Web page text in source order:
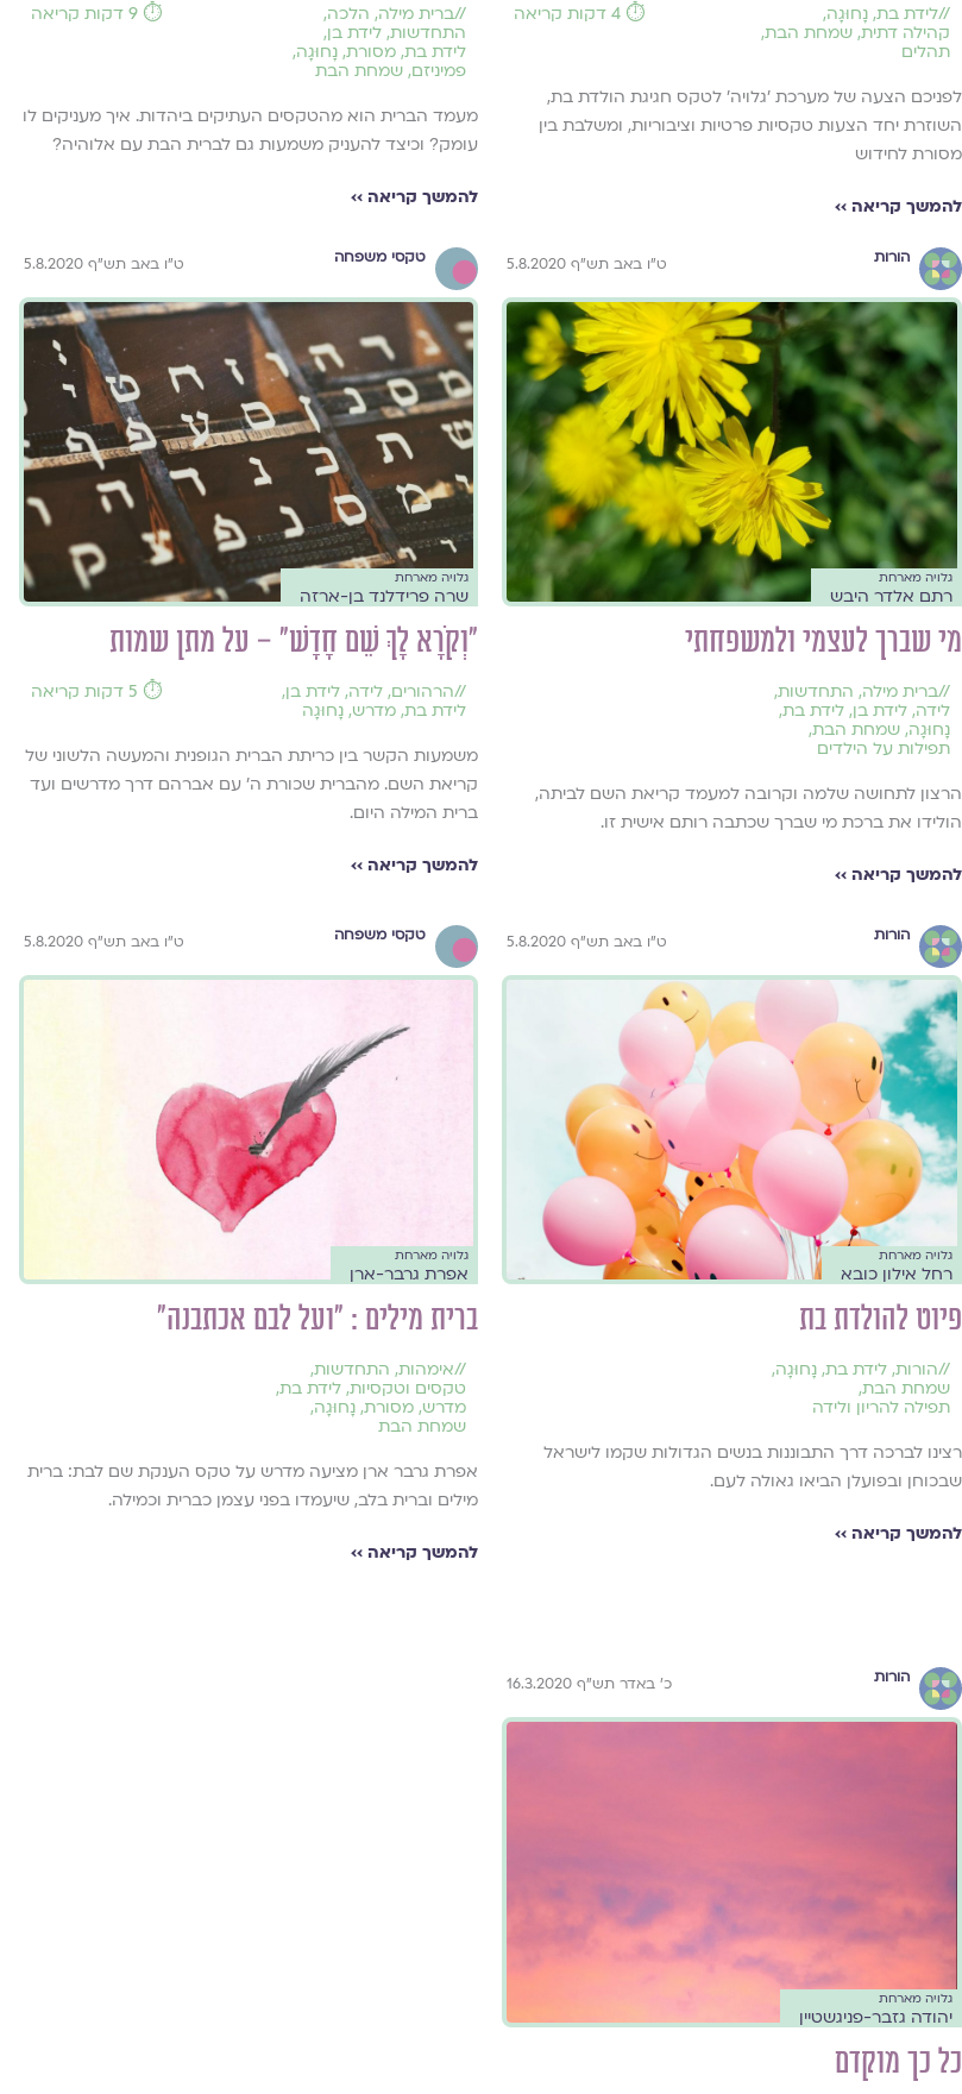
//לידת בת, נָחוּגָה,
קהילה דתית, שמחת הבת,
תהלים
⏱️ 4 דקות קריאה
לפניכם הצעה של מערכת 'גלויה' לטקס חגיגת הולדת בת,
השוזרת יחד הצעות טקסיות פרטיות וציבוריות, ומשלבת בין
מסורת לחידוש
להמשך קריאה ››
//ברית מילה, הלכה,
התחדשות, לידת בן,
לידת בת, מסורת, נָחוּגָה,
פמיניזם, שמחת הבת
⏱️ 9 דקות קריאה
מעמד הברית הוא מהטקסים העתיקים ביהדות. איך מעניקים לו
עומק? וכיצד להעניק משמעות גם לברית הבת עם אלוהיה?
להמשך קריאה ››
הורות ט"ו באב תש"ף 5.8.2020
גלויה מארחת
רתם אלדר היבש
מי שברך לעצמי ולמשפחתי
//ברית מילה, התחדשות,
לידה, לידת בן, לידת בת,
נָחוּגָה, שמחת הבת,
תפילות על הילדים
הרצון לתחושה שלמה וקרובה למעמד קריאת השם לביתה,
הולידו את ברכת מי שברך שכתבה רותם אישית זו.
להמשך קריאה ››
טקסי משפחה ט"ו באב תש"ף 5.8.2020
גלויה מארחת
שרה פרידלנד בן-ארזה
"וְקֹרָא לָךְ שֵׁם חָדָשׁ" – על מתן שמות
//הרהורים, לידה, לידת בן,
לידת בת, מדרש, נָחוּגָה
⏱️ 5 דקות קריאה
משמעות הקשר בין כריתת הברית הגופנית והמעשה הלשוני של
קריאת השם. מהברית שכורת ה' עם אברהם דרך מדרשים ועד
ברית המילה היום.
להמשך קריאה ››
הורות ט"ו באב תש"ף 5.8.2020
גלויה מארחת
רחל אילון כובא
פיוט להולדת בת
//הורות, לידת בת, נָחוּגָה,
שמחת הבת,
תפילה להריון ולידה
רצינו לברכה דרך התבוננות בנשים הגדולות שקמו לישראל
שבכוחן ובפועלן הביאו גאולה לעם.
להמשך קריאה ››
טקסי משפחה ט"ו באב תש"ף 5.8.2020
גלויה מארחת
אפרת גרבר-ארן
ברית מילים : "ועל לבם אכתבנה"
//אימהות, התחדשות,
טקסים וטקסיות, לידת בת,
מדרש, מסורת, נָחוּגָה,
שמחת הבת
אפרת גרבר ארן מציעה מדרש על טקס הענקת שם לבת: ברית
מילים וברית בלב, שיעמדו בפני עצמן כברית וכמילה.
להמשך קריאה ››
הורות כ' באדר תש"ף 16.3.2020
גלויה מארחת
יהודה גזבר-פניגשטיין
כל כך מוקדם